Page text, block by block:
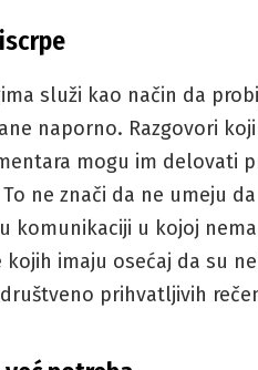
služi kao način da
naporno. Razgovori
mogu im delovati
ne znači da ne umeju
komunikaciji u kojoj
imaju osećaj da su
prihvatljivih